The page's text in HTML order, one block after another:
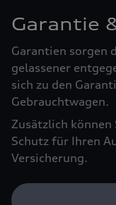
Garantie
Garantien sorgen
gelassener
sich zu den
Gebrauchtwagen.
Zusätzlich können
Schutz für Ihren
Versicherung.